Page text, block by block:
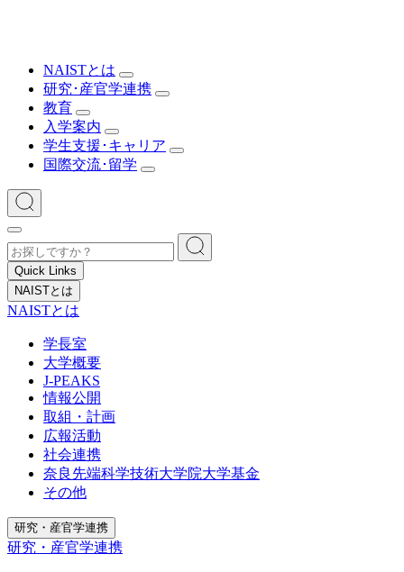
NAISTとは
研究･産官学連携
教育
入学案内
学生支援･キャリア
国際交流･留学
Quick Links
NAISTとは
NAISTとは
学長室
大学概要
J-PEAKS
情報公開
取組・計画
広報活動
社会連携
奈良先端科学技術大学院大学基金
その他
研究・産官学連携
研究・産官学連携